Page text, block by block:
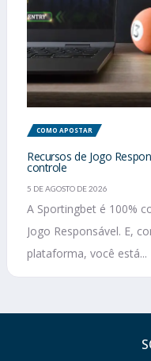
COMO APOSTAR
Recursos de Jogo
controle
5 DE AGOSTO DE 2026
A Sportingbet é 100%
Jogo Responsável. E,
plataforma, você está...